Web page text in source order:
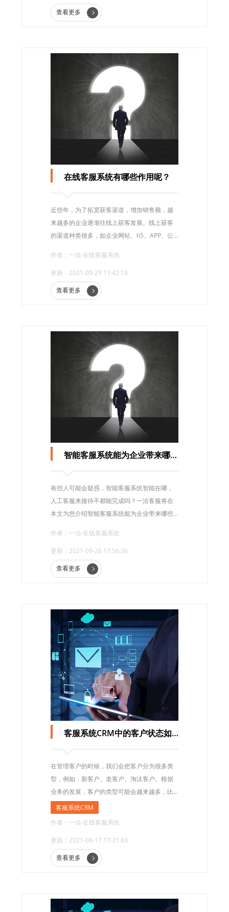
个人把中国的商品销往全世界，从在中国赚钱
到到全世界赚钱。
查看更多
在线客服系统有哪些作用呢？
近些年，为了拓宽获客渠道，增加销售额，越
来越多的企业逐渐往线上获客发展。线上获客
的渠道种类很多，如企业网站、h5、APP、公
平台等等。因为能够为访客提供优质高效的客
服服务，在线客服系统已成为企业必不可少的
一种工具。
作者：一洽·在线客服系统
更新：2021-09-29 17:42:18
查看更多
智能客服系统能为企业带来哪些好处？
有些人可能会疑惑，智能客服系统智能在哪，
人工客服来接待不都能完成吗？一洽客服将在
本文为您介绍智能客服系统能为企业带来哪些
作者：一洽·在线客服系统
更新：2021-09-26 17:56:36
查看更多
客服系统CRM中的客户状态如何设置？
在管理客户的时候，我们会把客户分为很多类
型，例如：新客户、老客户、淘汰客户。根据
业务的发展，客户的类型可能会越来越多，比
如预约演示客户，快到期客户，这时候只有系
客服系统CRM
作者：一洽·在线客服系统
更新：2021-08-17 17:31:43
查看更多